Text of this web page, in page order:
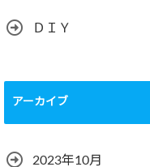
ＤＩＹ
アーカイブ
2023年10月